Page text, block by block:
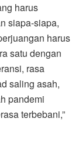
harus
siapa-siapa,
harus
satu dengan
rasa
saling asah,
pandemi
terbebani,”